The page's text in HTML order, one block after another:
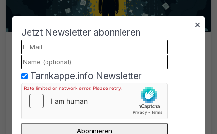
Telegram: Angeblich stehen 182
Millionen Nutzer-Datensätze zum
Verkauf
Ein Hacker verkauft in Untergrund-Foren
eine Textdatei mit Nutzer-Datensätzen des
Messengers Telegram. Das Passwort ist
aber nicht dabei.
×
Jetzt Newsletter abonnieren
Tarnkappe.info Newsletter